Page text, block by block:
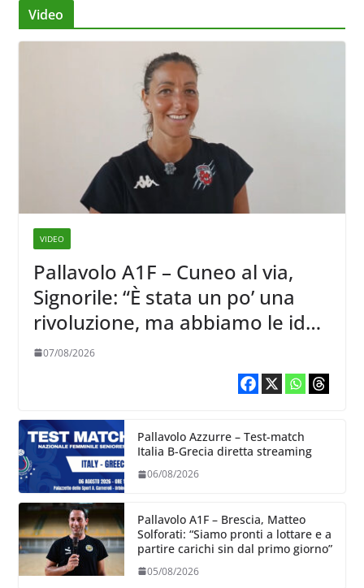
Video
VIDEO
Pallavolo A1F – Cuneo al via,
Signorile: “È stata un po’ una
rivoluzione, ma abbiamo le idee
chiare siu cosa vogliamo fare”
07/08/2026
Pallavolo Azzurre – Test-match
Italia B-Grecia diretta streaming
06/08/2026
Pallavolo A1F – Brescia, Matteo
Solforati: “Siamo pronti a lottare e a
partire carichi sin dal primo giorno”
05/08/2026